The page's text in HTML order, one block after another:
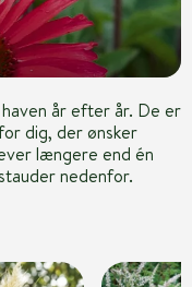
år efter år. De er
dig, der ønsker
længere end én
nedenfor.